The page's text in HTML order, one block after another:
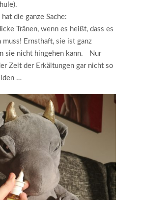
die ganze Sache:
Tränen, wenn es heißt, dass es
muss! Ernsthaft, sie ist ganz
sie nicht hingehen kann. Nur
Zeit der Erkältungen gar nicht so
…